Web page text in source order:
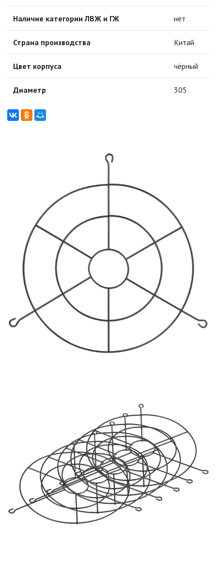
НОВОГОДНЕЕ ОСВЕЩЕНИЕ
ПАЯЛЬНОЕ ОБОРУДОВАНИЕ
ПОДВЕСНЫЕ ЛОФТ
ПРОТИВОМОСКИТНЫЕ ЛАМПЫ
ДЕЛИТЕЛИ
СЕТЕВЫЕ ФИЛЬТРЫ, СИЛОВЫЕ
РАЗЪЕМЫ И УДЛИНИТЕЛИ,
ТРОЙНИКИ И КОЛОДКИ, ВИЛКИ
СИСТЕМЫ ПОЛИВА
СТАБИЛИЗАТОРЫ НАПРЯЖЕНИЯ
ТОЧЕЧНЫЕ СВЕТИЛЬНИКИ
УЛИЧНОЕ ОСВЕЩЕНИЕ НА
СОЛНЕЧНЫХ БАТАРЕЯХ
УЛИЧНЫЕ СВЕТИЛЬНИКИ
ЭЛЕКТРОЗВОНКИ И АКСЕССУАРЫ
ЭЛЕКТРОУСТАНОВОЧНЫЕ
ИЗДЕЛИЯ
ЭЛЕМЕНТЫ ПИТАНИЯ
НОВОСТИ
Наличие категории ЛВЖ и ГЖ нет
Страна производства Китай
Цвет корпуса чёрный
Диаметр 305